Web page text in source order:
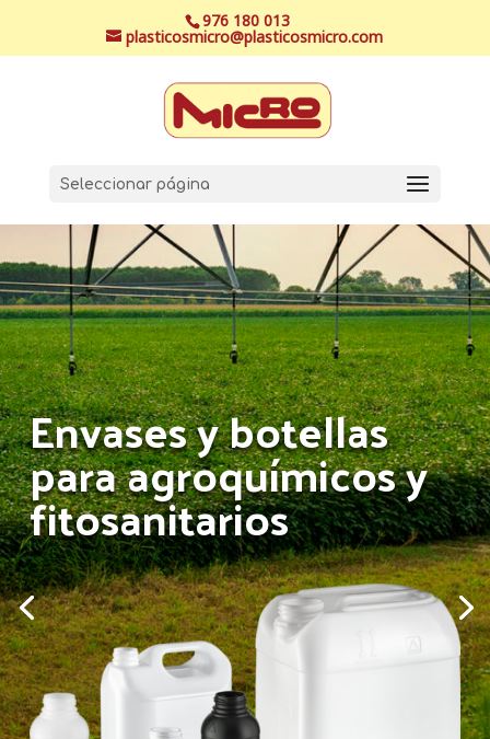
976 180 013
plasticosmicro@plasticosmicro.com
Seleccionar página
Envases y botellas
para agroquímicos y
fitosanitarios